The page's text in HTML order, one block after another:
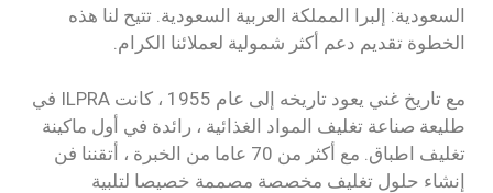
السعودية: إلبرا المملكة العربية السعودية. تتيح لنا هذه
الخطوة تقديم دعم أكثر شمولية لعملائنا الكرام.
مع تاريخ غني يعود تاريخه إلى عام 1955 ، كانت ILPRA في
طليعة صناعة تغليف المواد الغذائية ، رائدة في أول ماكينة
تغليف اطباق. مع أكثر من 70 عاما من الخبرة ، أتقننا فن
إنشاء حلول تغليف مخصصة مصممة خصيصا لتلبية